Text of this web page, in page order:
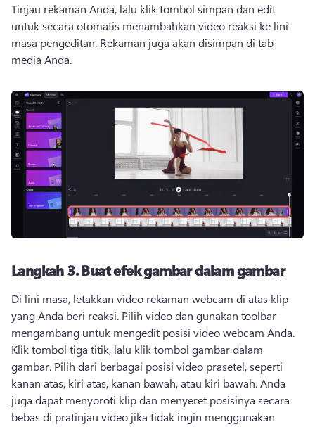
Tinjau rekaman Anda, lalu klik tombol simpan dan edit
untuk secara otomatis menambahkan video reaksi ke lini
masa pengeditan. Rekaman juga akan disimpan di tab
media Anda.
Langkah 3.Buat efek gambar dalam gambar
Di lini masa, letakkan video rekaman webcam di atas klip
yang Anda beri reaksi. Pilih video dan gunakan toolbar
mengambang
Klik tombol tiga titik, lalu klik tombol gambar dalam
gambar. Pilih dari berbagai posisi video prasetel, seperti
kanan atas, kiri atas, kanan bawah, atau kiri bawah. Anda
juga dapat menyoroti klip dan menyeret posisinya secara
bebas di pratinjau video jika tidak ingin menggunakan